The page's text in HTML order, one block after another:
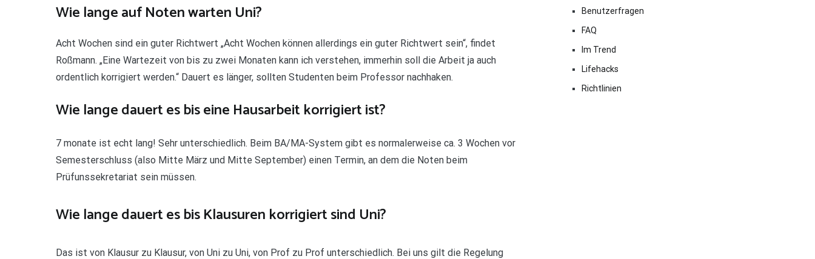
Wie lange auf Noten warten Uni?
Acht Wochen sind ein guter Richtwert „Acht Wochen können allerdings ein guter Richtwert sein“, findet
Roßmann. „Eine Wartezeit von bis zu zwei Monaten kann ich verstehen, immerhin soll die Arbeit ja auch
ordentlich korrigiert werden.“ Dauert es länger, sollten Studenten beim Professor nachhaken.
Wie lange dauert es bis eine Hausarbeit korrigiert ist?
7 monate ist echt lang! Sehr unterschiedlich. Beim BA/MA-System gibt es normalerweise ca. 3 Wochen vor
Semesterschluss (also Mitte März und Mitte September) einen Termin, an dem die Noten beim
Prüfunssekretariat sein müssen.
Wie lange dauert es bis Klausuren korrigiert sind Uni?
Das ist von Klausur zu Klausur, von Uni zu Uni, von Prof zu Prof unterschiedlich. Bei uns gilt die Regelung
Benutzerfragen
FAQ
Im Trend
Lifehacks
Richtlinien